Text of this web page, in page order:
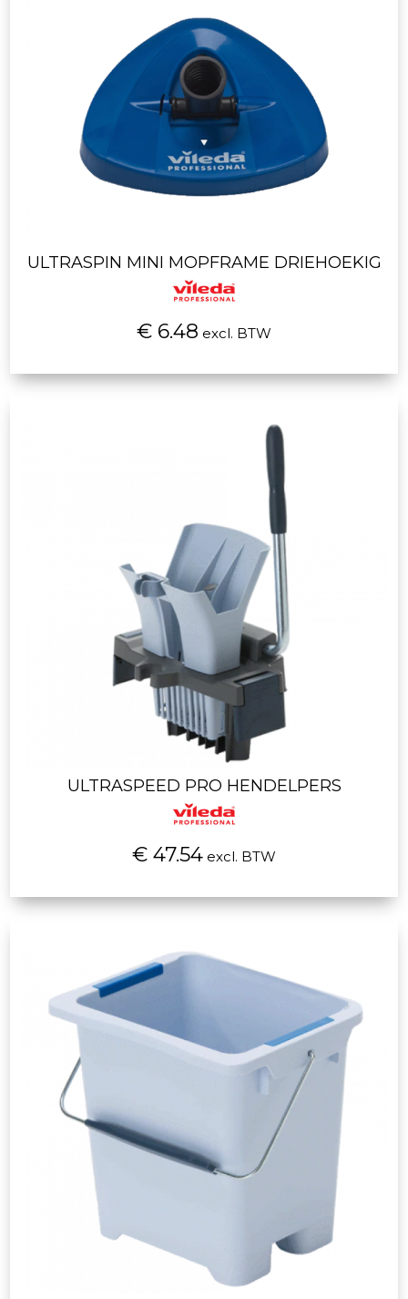
ULTRASPIN MINI MOPFRAME DRIEHOEKIG
€ 6.48 excl. BTW
ULTRASPEED PRO HENDELPERS
€ 47.54 excl. BTW